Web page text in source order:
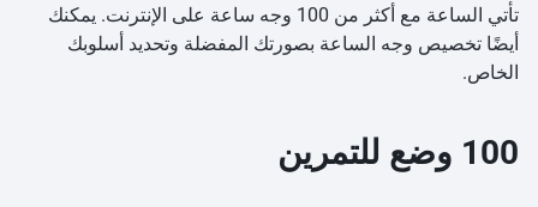
تأتي الساعة مع أكثر من 100 وجه ساعة على الإنترنت. يمكنك
أيضًا تخصيص وجه الساعة بصورتك المفضلة وتحديد أسلوبك
الخاص.
100 وضع للتمرين